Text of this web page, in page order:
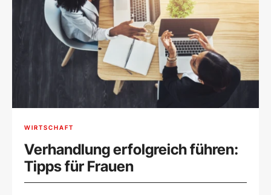
WIRTSCHAFT
Verhandlung erfolgreich führen:
Tipps für Frauen